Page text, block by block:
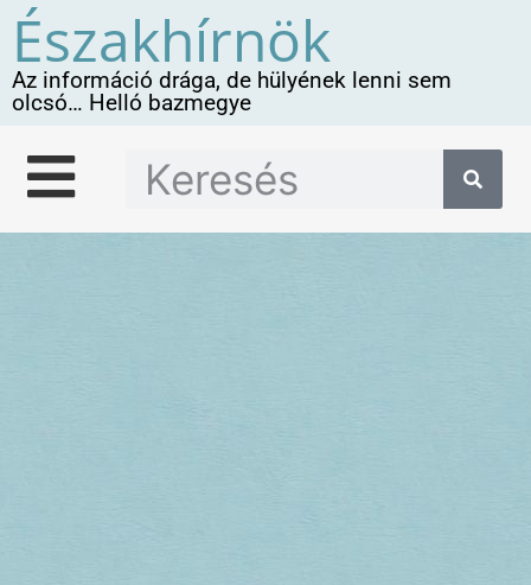
Északhírnök
Az információ drága, de hülyének lenni sem
olcsó… Helló bazmegye